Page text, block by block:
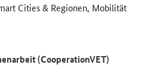
Cities & Regionen, Mobilität
(CooperationVET)